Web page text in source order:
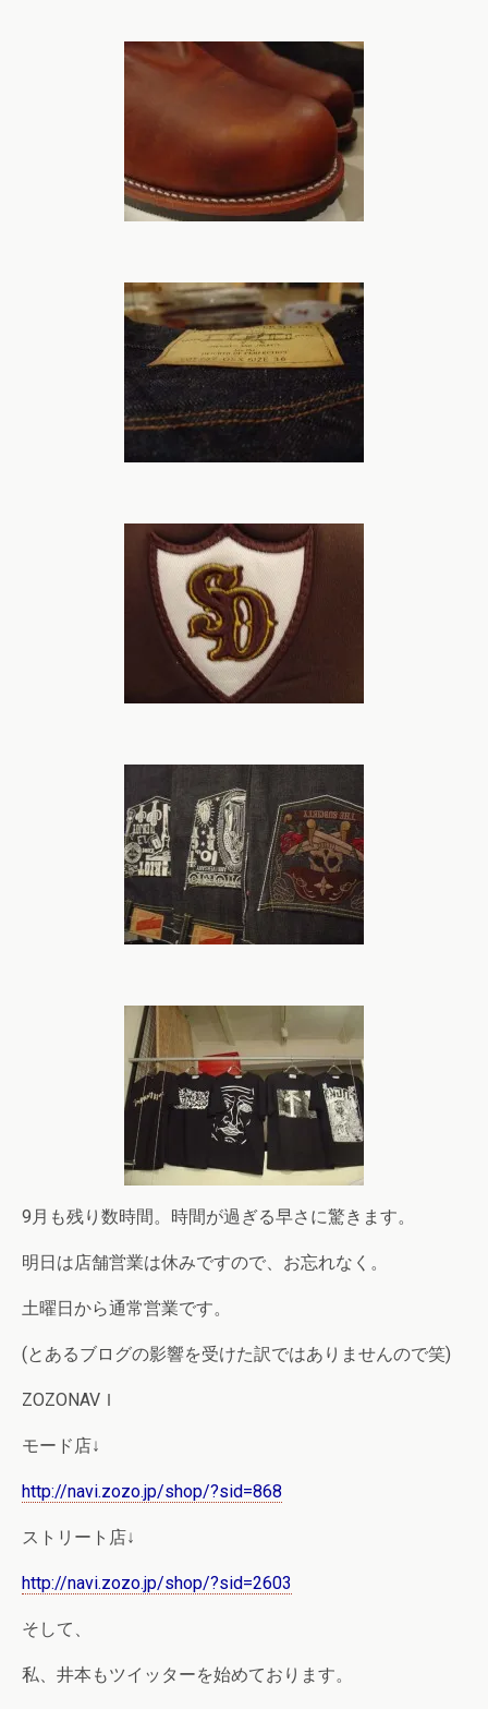
9月も残り数時間。時間が過ぎる早さに驚きます。
明日は店舗営業は休みですので、お忘れなく。
土曜日から通常営業です。
(とあるブログの影響を受けた訳ではありませんので笑)
ZOZONAVＩ
モード店↓
http://navi.zozo.jp/shop/?sid=868
ストリート店↓
http://navi.zozo.jp/shop/?sid=2603
そして、
私、井本もツイッターを始めております。